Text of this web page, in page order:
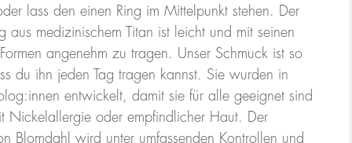
lass den einen Ring im Mittelpunkt stehen. Der
aus medizinischem Titan ist leicht und mit seinen
angenehm zu tragen. Unser Schmuck ist so
du ihn jeden Tag tragen kannst. Sie wurden in
entwickelt, damit sie für alle geeignet sind
Nickelallergie oder empfindlicher Haut. Der
Blomdahl wird unter umfassenden Kontrollen und
dem Durchmesser des Rings, die Größe eines
Größe UK Größe US